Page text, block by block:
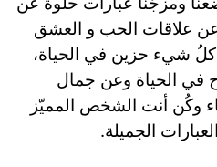
عن علاقات الحب و العشق
كلُ شيء حزين في الحياة،
في الحياة وعن جمال
وكُن أنت الشخص المميّز
الجميلة.